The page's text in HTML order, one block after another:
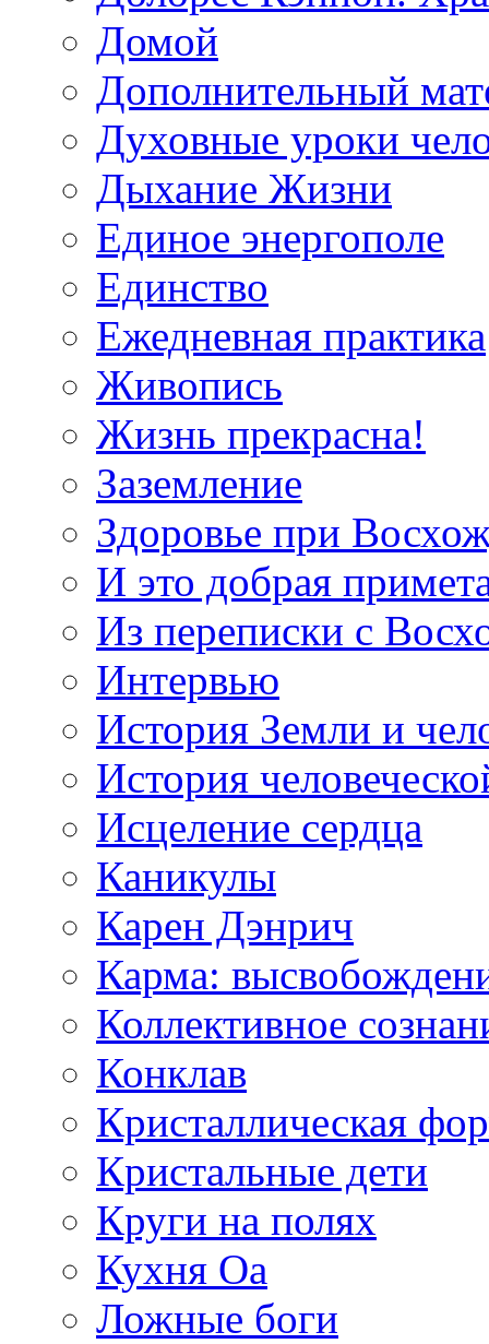
Домой
Дополнительный
Духовные уроки
Дыхание Жизни
Единое энергополе
Единство
Ежедневная практика
Живопись
Жизнь прекрасна!
Заземление
Здоровье при
И это добрая
Из переписки с
Интервью
История Земли и
История
Исцеление сердца
Каникулы
Карен Дэнрич
Карма:
Коллективное
Конклав
Кристаллическая
Кристальные дети
Круги на полях
Кухня Оа
Ложные боги